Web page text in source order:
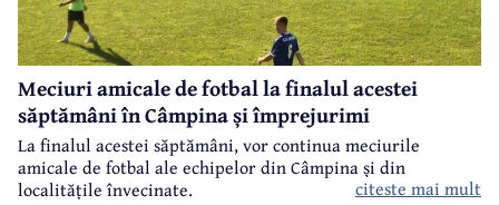
Meciuri amicale de fotbal la finalul acestei
săptămâni în Câmpina și împrejurimi
La finalul acestei săptămâni, vor continua meciurile
amicale de fotbal ale echipelor din Câmpina și din
localitățile învecinate.
citeste mai mult